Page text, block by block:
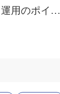
用のポイン